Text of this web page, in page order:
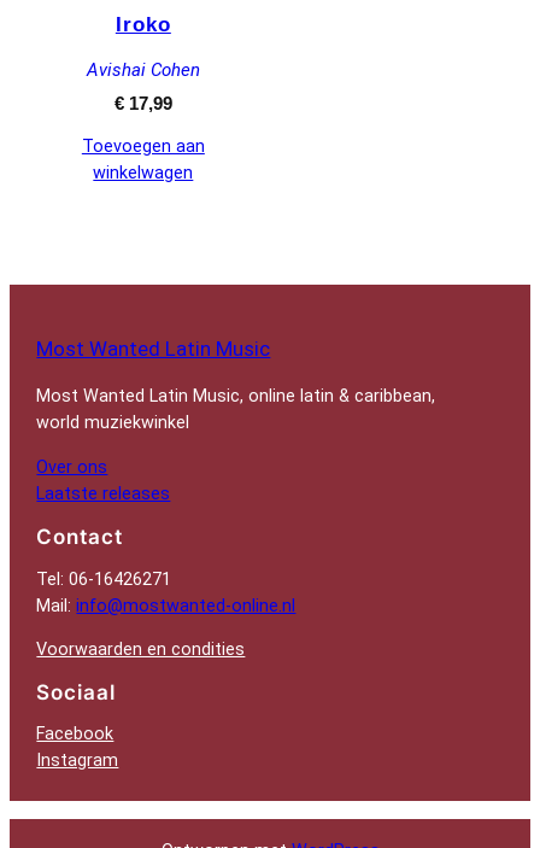
Iroko
Avishai Cohen
€17,99
Toevoegen aan
winkelwagen
Most Wanted Latin Music
Most Wanted Latin Music, online latin & caribbean,
world muziekwinkel
Over ons
Laatste releases
Contact
Tel: 06-16426271
Mail:info@mostwanted-online.nl
Voorwaarden en condities
Sociaal
Facebook
Instagram